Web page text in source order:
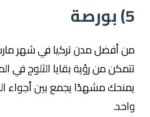
5) بورصة
من أفضل مدن تركيا في شهر
تتمكن من رؤية بقايا الثلوج في
يمنحك مشهدًا يجمع بين أجواء
واحد.